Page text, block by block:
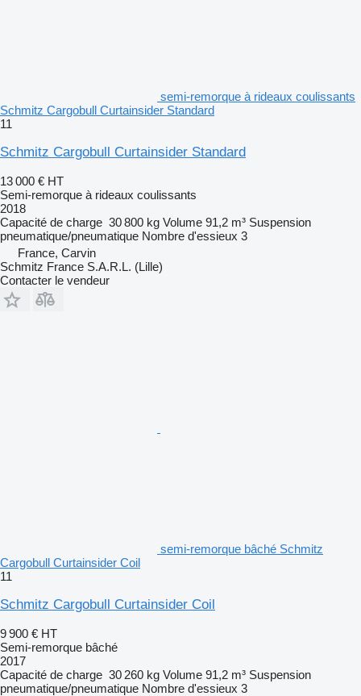
semi-remorque à rideaux coulissants
Schmitz Cargobull Curtainsider Standard
11
Schmitz Cargobull Curtainsider Standard
13 000 € HT
Semi-remorque à rideaux coulissants
2018
Capacité de charge 30 800 kg Volume 91,2 m³ Suspension
pneumatique/pneumatique Nombre d'essieux 3
France, Carvin
Schmitz France S.A.R.L. (Lille)
Contacter le vendeur
semi-remorque bâché Schmitz
Cargobull Curtainsider Coil
11
Schmitz Cargobull Curtainsider Coil
9 900 € HT
Semi-remorque bâché
2017
Capacité de charge 30 260 kg Volume 91,2 m³ Suspension
pneumatique/pneumatique Nombre d'essieux 3